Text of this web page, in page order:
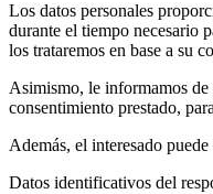
Los datos personales
durante el tiempo necesario
los trataremos en base a su
Asimismo, le informamos de
consentimiento prestado,
Además, el interesado
Datos identificativos del